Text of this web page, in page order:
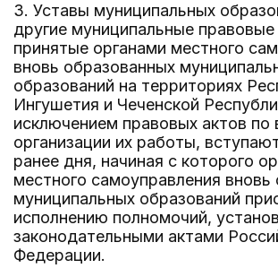
3. Уставы муниципальных
другие муниципальные правовые
принятые органами местного
вновь образованных
образований на территориях
Ингушетия и Чеченской
исключением правовых актов по
организации их работы,
ранее дня, начиная с которого
местного самоуправления вновь
муниципальных образований
исполнению полномочий,
законодательными актами
Федерации.